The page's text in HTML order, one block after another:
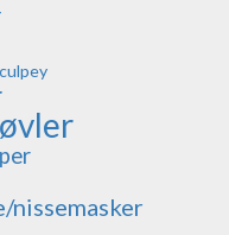
nissemasker